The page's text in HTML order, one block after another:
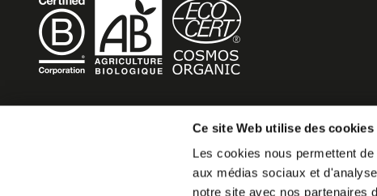
Ce site Web utilise des cookies
Les cookies nous permettent
aux médias sociaux et
notre site avec nos partenaires
BECOME MOB
MOB HOTEL is growing into a cooperative movement
If you want to create your own MOB HOTEL and belong to